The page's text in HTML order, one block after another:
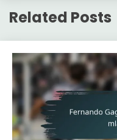
Related Posts